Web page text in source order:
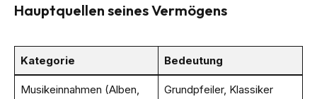
Hauptquellen seines Vermögens
Kategorie Bedeutung
Musikeinnahmen (Alben,
Grundpfeiler, Klassiker